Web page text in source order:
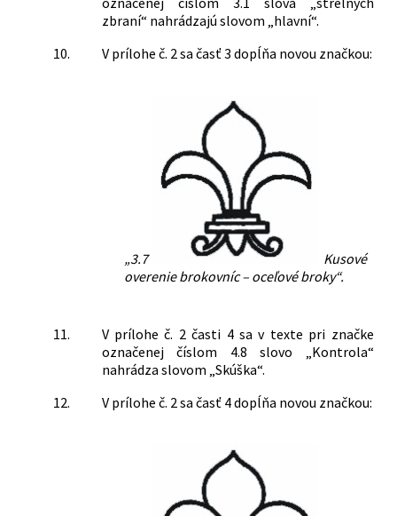
zbraní“ nahrádzajú slovom „hlavní“.
10.
V prílohe č. 2 sa časť 3 dopĺňa novou značkou:
„3.7
Kusové
overenie brokovníc – oceľové broky“.
11.
V prílohe č. 2 časti 4 sa v texte pri značke
označenej číslom 4.8 slovo „Kontrola“
nahrádza slovom „Skúška“.
12.
V prílohe č. 2 sa časť 4 dopĺňa novou značkou: